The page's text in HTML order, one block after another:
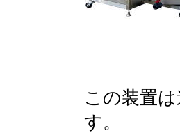
この装置
す。